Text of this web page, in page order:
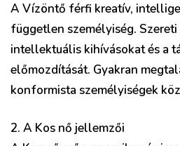
A Vízöntő férfi kreatív,
független személyiség.
intellektuális kihívásokat és a
előmozdítását. Gyakran
konformista személyiségek
2. A Kos nő jellemzői